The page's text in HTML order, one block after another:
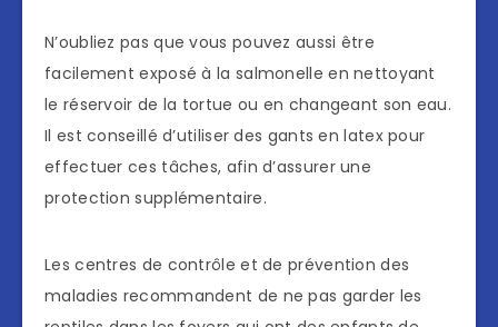
N’oubliez pas que vous pouvez aussi être
facilement exposé à la salmonelle en nettoyant
le réservoir de la tortue ou en changeant son eau.
Il est conseillé d’utiliser des gants en latex pour
effectuer ces tâches, afin d’assurer une
protection supplémentaire.
Les centres de contrôle et de prévention des
maladies recommandent de ne pas garder les